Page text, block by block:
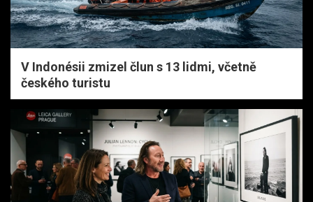
V Indonésii zmizel člun s 13 lidmi, včetně
českého turistu